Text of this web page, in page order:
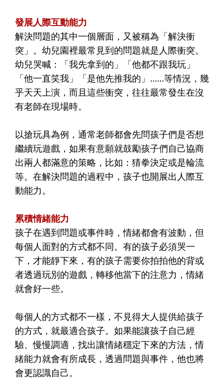
發展人際互動能力
解決問題的其中一個層面，又被稱為「解決衝
突」。幼兒園裡最常見到的問題就是人際衝突。
幼兒哭喊：「我先拿到的」「他都不跟我玩」
「他一直笑我」「是他先推我的」……等情況，幾
乎天天上演，而且這些衝突，往往最常發生在沒
有老師在現場時。
以搶玩具為例，通常老師都會先問孩子們是否想
繼續玩遊戲，如果有意願就鼓勵孩子們自己協商
出兩人都滿意的策略，比如：猜拳決定或是輪流
等。在解決問題的過程中，孩子也開展出人際互
動能力。
累積情緒能力
孩子在遇到問題或事件時，情緒都會有波動，但
每個人面對的方式都不同。有的孩子必須哭一
下，才能靜下來，有的孩子需要你拍拍他的背或
者透過玩別的遊戲，轉移他當下的注意力，情緒
就會好一些。
每個人的方式都不一樣，不見得大人提供給孩子
的方式，就最適合孩子。如果能讓孩子自己經
驗、慢慢調適，找出讓情緒穩定下來的方法，情
緒能力就會有所成長，透過問題與事件，他也將
會更認識自己。